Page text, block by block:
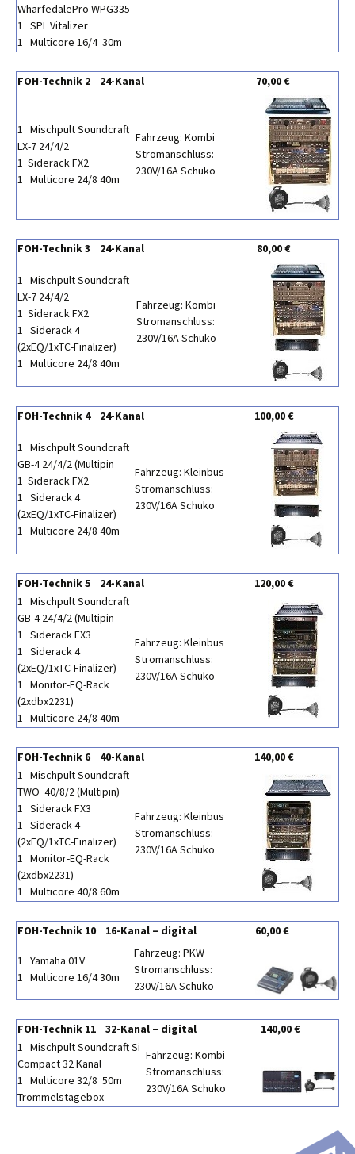
WharfedalePro WPG335
1 SPL Vitalizer
1 Multicore 16/4 30m
FOH-Technik 2 24-Kanal 70,00 €
1 Mischpult Soundcraft
LX-7 24/4/2
1 Siderack FX2
1 Multicore 24/8 40m
Fahrzeug: Kombi
Stromanschluss:
230V/16A Schuko
FOH-Technik 3 24-Kanal 80,00 €
1 Mischpult Soundcraft
LX-7 24/4/2
1 Siderack FX2
1 Siderack 4
(2xEQ/1xTC-Finalizer)
1 Multicore 24/8 40m
Fahrzeug: Kombi
Stromanschluss:
230V/16A Schuko
FOH-Technik 4 24-Kanal 100,00 €
1 Mischpult Soundcraft
GB-4 24/4/2 (Multipin
1 Siderack FX2
1 Siderack 4
(2xEQ/1xTC-Finalizer)
1 Multicore 24/8 40m
Fahrzeug: Kleinbus
Stromanschluss:
230V/16A Schuko
FOH-Technik 5 24-Kanal
120,00 €
1 Mischpult Soundcraft
GB-4 24/4/2 (Multipin
1 Siderack FX3
1 Siderack 4
(2xEQ/1xTC-Finalizer)
1 Monitor-EQ-Rack
(2xdbx2231)
1 Multicore 24/8 40m
Fahrzeug: Kleinbus
Stromanschluss:
230V/16A Schuko
FOH-Technik 6 40-Kanal
140,00 €
1 Mischpult Soundcraft
TWO 40/8/2 (Multipin)
1 Siderack FX3
1 Siderack 4
(2xEQ/1xTC-Finalizer)
1 Monitor-EQ-Rack
(2xdbx2231)
1 Multicore 40/8 60m
Fahrzeug: Kleinbus
Stromanschluss:
230V/16A Schuko
FOH-Technik 10 16-Kanal – digital 60,00 €
1 Yamaha 01V
1 Multicore 16/4 30m
Fahrzeug: PKW
Stromanschluss:
230V/16A Schuko
FOH-Technik 11 32-Kanal – digital
140,00 €
1 Mischpult Soundcraft Si
Compact 32 Kanal
1 Multicore 32/8 50m
Trommelstagebox
Fahrzeug: Kombi
Stromanschluss:
230V/16A Schuko